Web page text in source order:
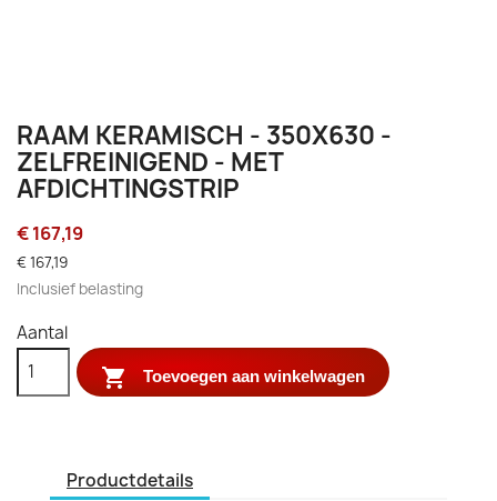
RAAM KERAMISCH - 350X630 -
ZELFREINIGEND - MET
AFDICHTINGSTRIP
€ 167,19
€ 167,19
Inclusief belasting
Aantal
 Toevoegen aan winkelwagen
Productdetails